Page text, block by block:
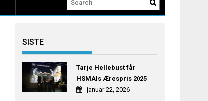
SISTE
Tarje Hellebust får
HSMAIs Ærespris 2025
januar 22, 2026